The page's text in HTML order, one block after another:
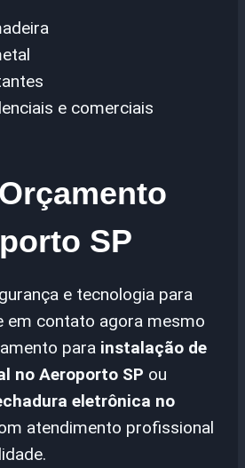
e comerciais
SP
e tecnologia para
em contato agora mesmo
para instalação de
no Aeroporto SP ou
eletrônica no
atendimento profissional